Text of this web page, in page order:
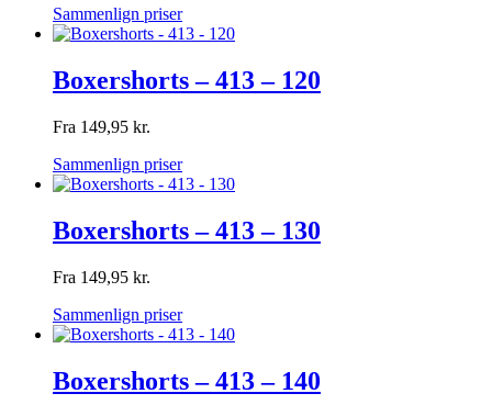
Sammenlign priser
Boxershorts – 413 – 120
Fra 149,95 kr.
Sammenlign priser
Boxershorts – 413 – 130
Fra 149,95 kr.
Sammenlign priser
Boxershorts – 413 – 140